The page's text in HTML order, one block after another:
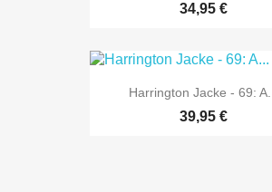
34,95 €
Harrington Jacke - 69: A...
39,95 €